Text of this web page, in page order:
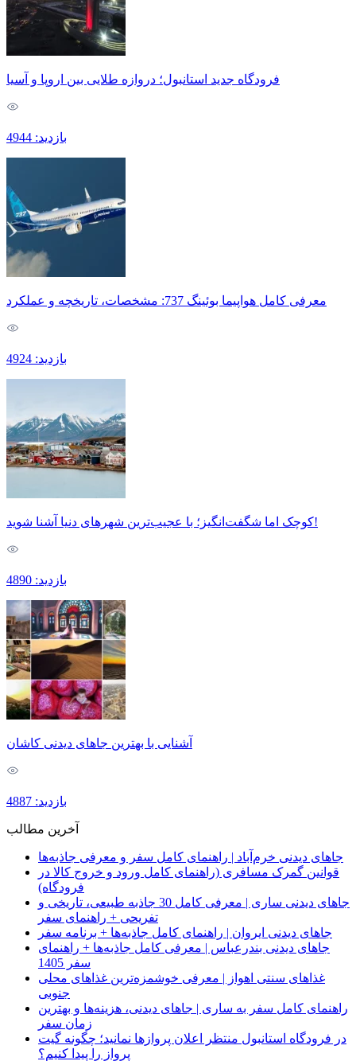
فرودگاه جدید استانبول؛ دروازه طلایی بین اروپا و آسیا
بازدید: 4944
معرفی کامل هواپیما بوئینگ 737: مشخصات، تاریخچه و عملکرد
بازدید: 4924
کوچک اما شگفت‌انگیز؛ با عجیب‌ترین شهرهای دنیا آشنا شوید!
بازدید: 4890
آشنایی با بهترین جاهای دیدنی کاشان
بازدید: 4887
آخرین مطالب
جاهای دیدنی خرم‌آباد | راهنمای کامل سفر و معرفی جاذبه‌ها
قوانین گمرک مسافری (راهنمای کامل ورود و خروج کالا در
فرودگاه)
جاهای دیدنی ساری | معرفی کامل 30 جاذبه طبیعی، تاریخی و
تفریحی + راهنمای سفر
جاهای دیدنی ایروان | راهنمای کامل جاذبه‌ها + برنامه سفر
جاهای دیدنی بندرعباس | معرفی کامل جاذبه‌ها + راهنمای
سفر 1405
غذاهای سنتی اهواز | معرفی خوشمزه‌ترین غذاهای محلی
جنوبی
راهنمای کامل سفر به ساری | جاهای دیدنی، هزینه‌ها و بهترین
زمان سفر
در فرودگاه استانبول منتظر اعلان پروازها نمانید؛ چگونه گیت
پرواز را پیدا کنیم؟